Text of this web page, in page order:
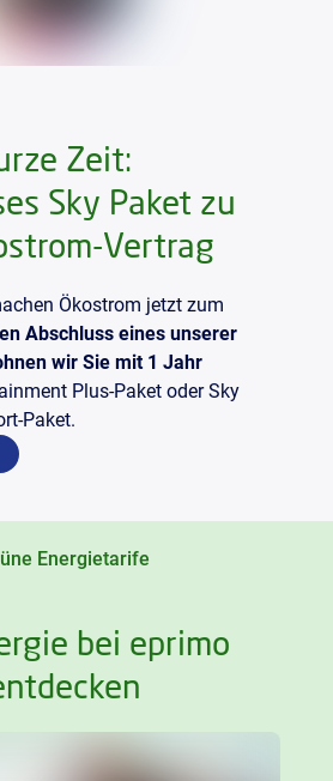
Zeit:
Sky Paket zu
Vertrag
Ökostrom jetzt zum
Abschluss eines unserer
wir Sie mit 1 Jahr
Plus-Paket oder Sky
Paket.
Energietarife
bei eprimo